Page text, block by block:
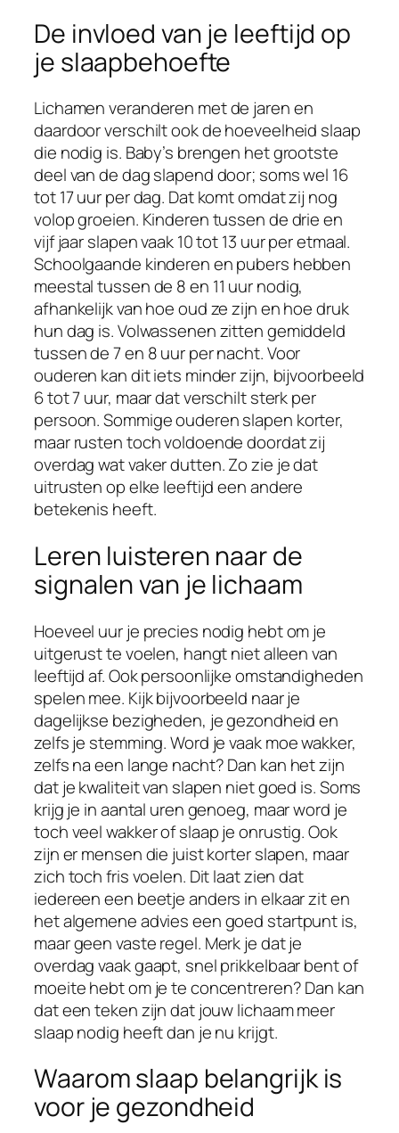
De invloed van je leeftijd op
je slaapbehoefte
Lichamen veranderen met de jaren en
daardoor verschilt ook de hoeveelheid slaap
die nodig is. Baby’s brengen het grootste
deel van de dag slapend door; soms wel 16
tot 17 uur per dag. Dat komt omdat zij nog
volop groeien. Kinderen tussen de drie en
vijf jaar slapen vaak 10 tot 13 uur per etmaal.
Schoolgaande kinderen en pubers hebben
meestal tussen de 8 en 11 uur nodig,
afhankelijk van hoe oud ze zijn en hoe druk
hun dag is. Volwassenen zitten gemiddeld
tussen de 7 en 8 uur per nacht. Voor
ouderen kan dit iets minder zijn, bijvoorbeeld
6 tot 7 uur, maar dat verschilt sterk per
persoon. Sommige ouderen slapen korter,
maar rusten toch voldoende doordat zij
overdag wat vaker dutten. Zo zie je dat
uitrusten op elke leeftijd een andere
betekenis heeft.
Leren luisteren naar de
signalen van je lichaam
Hoeveel uur je precies nodig hebt om je
uitgerust te voelen, hangt niet alleen van
leeftijd af. Ook persoonlijke omstandigheden
spelen mee. Kijk bijvoorbeeld naar je
dagelijkse bezigheden, je gezondheid en
zelfs je stemming. Word je vaak moe wakker,
zelfs na een lange nacht? Dan kan het zijn
dat je kwaliteit van slapen niet goed is. Soms
krijg je in aantal uren genoeg, maar word je
toch veel wakker of slaap je onrustig. Ook
zijn er mensen die juist korter slapen, maar
zich toch fris voelen. Dit laat zien dat
iedereen een beetje anders in elkaar zit en
het algemene advies een goed startpunt is,
maar geen vaste regel. Merk je dat je
overdag vaak gaapt, snel prikkelbaar bent of
moeite hebt om je te concentreren? Dan kan
dat een teken zijn dat jouw lichaam meer
slaap nodig heeft dan je nu krijgt.
Waarom slaap belangrijk is
voor je gezondheid